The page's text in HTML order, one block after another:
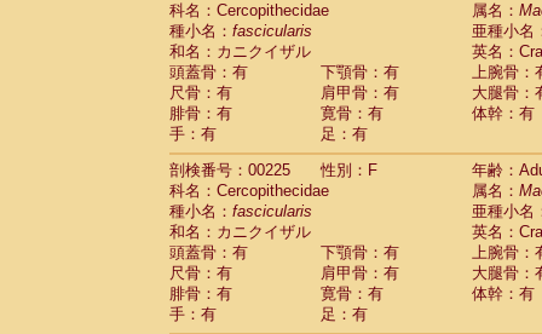
科名：Cercopithecidae
属名：
種小名： fascicularis
亜種小名
和名：カニクイザル
英名：
頭蓋骨：有
下顎骨：有
上腕骨：
尺骨：有
肩甲骨：有
大腿骨：
腓骨：有
寛骨：有
体幹：有
手：有
足：有
剖検番号：00225
性別：F
年齢：
科名：Cercopithecidae
属名：
種小名： fascicularis
亜種小名
和名：カニクイザル
英名：
頭蓋骨：有
下顎骨：有
上腕骨：
尺骨：有
肩甲骨：有
大腿骨：
腓骨：有
寛骨：有
体幹：有
手：有
足：有